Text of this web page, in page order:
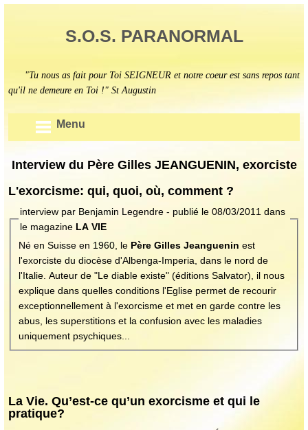
S.O.S. PARANORMAL
"Tu nous as fait pour Toi SEIGNEUR et notre coeur est sans repos tant
qu'il ne demeure en Toi !" St Augustin
Menu
Interview du Père Gilles JEANGUENIN, exorciste
L'exorcisme: qui, quoi, où, comment ?
interview par Benjamin Legendre - publié le 08/03/2011 dans
le magazine LA VIE
Né en Suisse en 1960, le Père Gilles Jeanguenin est
l'exorciste du diocèse d'Albenga-Imperia, dans le nord de
l'Italie. Auteur de "Le diable existe" (éditions Salvator), il nous
explique dans quelles conditions l'Eglise permet de recourir
exceptionnellement à l'exorcisme et met en garde contre les
abus, les superstitions et la confusion avec les maladies
uniquement psychiques...
La Vie. Qu’est-ce qu’un exorcisme et qui le
pratique?